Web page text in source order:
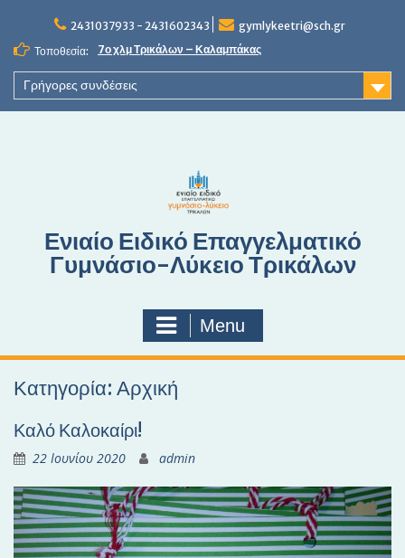
2431037933 - 2431602343
gymlykeetri@sch.gr
Τοποθεσία:
7ο χλμ Τρικάλων – Καλαμπάκας
Γρήγορες συνδέσεις
Ενιαίο Ειδικό Επαγγελματικό
Γυμνάσιο-Λύκειο Τρικάλων
Menu
Κατηγορία: Αρχική
Καλό Καλοκαίρι!
22 Ιουνίου 2020 admin